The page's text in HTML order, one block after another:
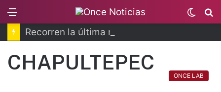
Switch
skin
CHAPULTEPEC
ONCE LAB